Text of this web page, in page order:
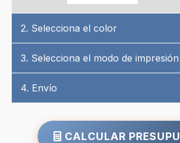
2. Selecciona el color
3. Selecciona el modo de impresión
4. Envío
CALCULAR